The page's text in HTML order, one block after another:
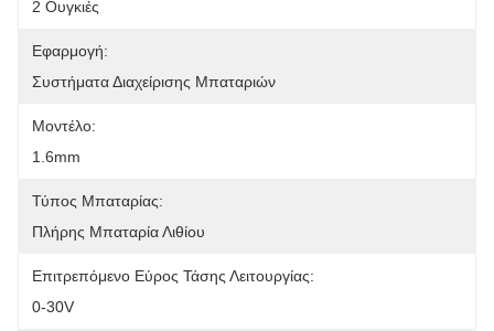
2 Ουγκιές
Εφαρμογή:
Συστήματα Διαχείρισης Μπαταριών
Μοντέλο:
1.6mm
Τύπος Μπαταρίας:
Πλήρης Μπαταρία Λιθίου
Επιτρεπόμενο Εύρος Τάσης Λειτουργίας:
0-30V